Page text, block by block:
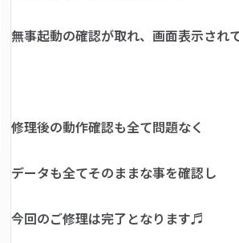
無事起動の確認が取れ、画面表示され
修理後の動作確認も全て問題なく
データも全てそのままな事を確認し
今回のご修理は完了となります♬